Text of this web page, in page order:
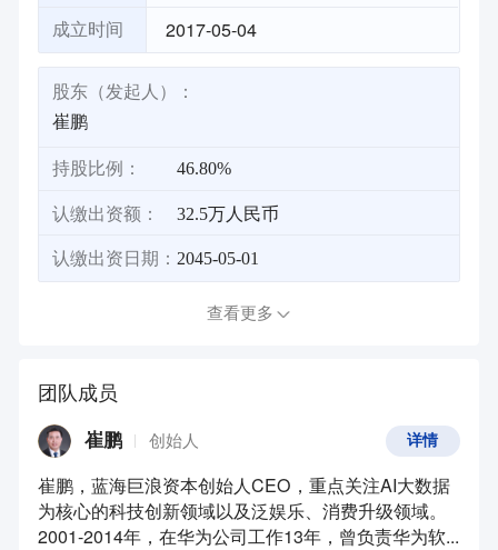
成立时间 2017-05-04
股东（发起人）：
崔鹏
持股比例： 46.80%
认缴出资额： 32.5万人民币
认缴出资日期： 2045-05-01
查看更多
团队成员
崔鹏 创始人
崔鹏，蓝海巨浪资本创始人CEO，重点关注AI大数据
为核心的科技创新领域以及泛娱乐、消费升级领域。
2001-2014年，在华为公司工作13年，曾负责华为软...
详情